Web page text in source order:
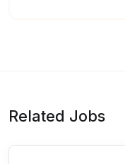
Related Jobs